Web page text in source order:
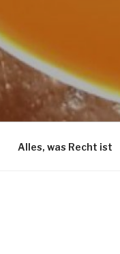
Alles, was Recht ist